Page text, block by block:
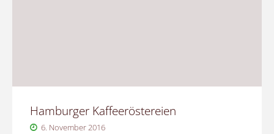
Hamburger Kaffeeröstereien
6. November 2016